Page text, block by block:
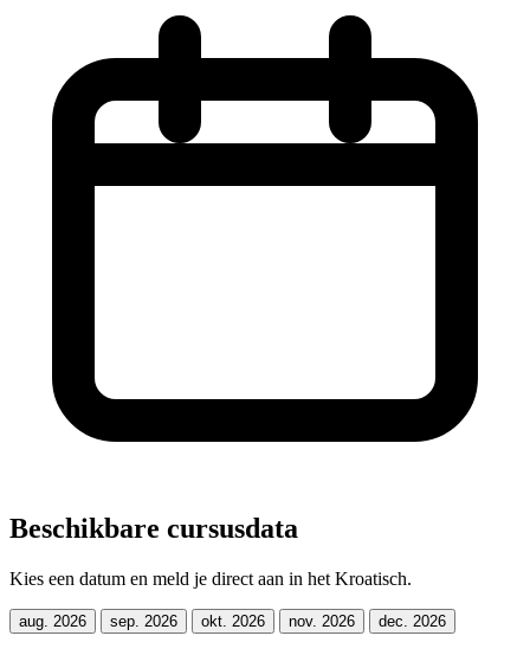
Beschikbare cursusdata
Kies een datum en meld je direct aan in het Kroatisch.
aug. 2026 sep. 2026 okt. 2026 nov. 2026 dec. 2026